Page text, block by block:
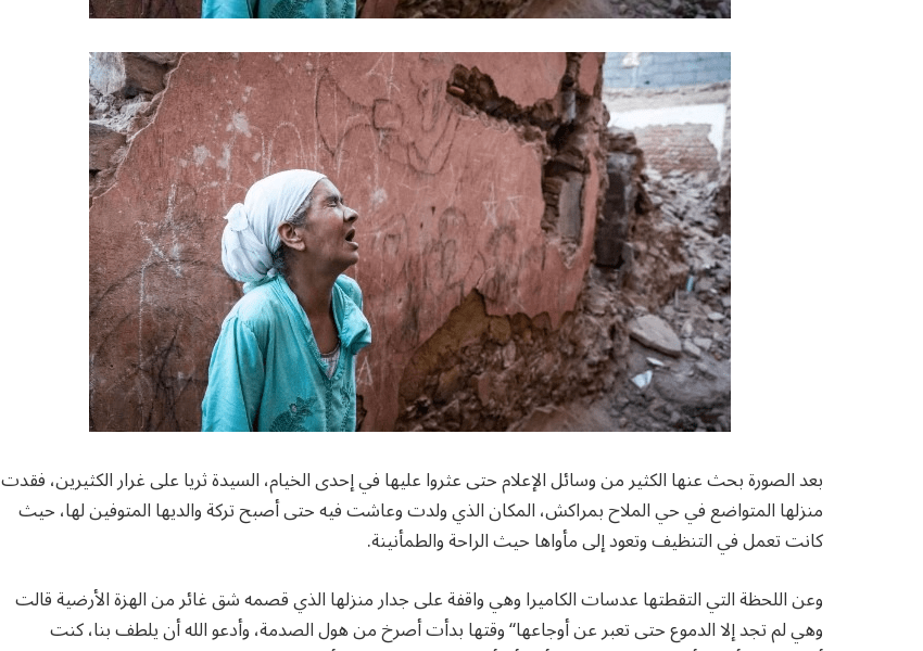
بعد الصورة بحث عنها الكثير من وسائل الإعلام حتى عثروا عليها في إحدى الخيام، السيدة ثريا على غرار الكثيرين، فقدت
منزلها المتواضع في حي الملاح بمراكش، المكان الذي ولدت وعاشت فيه حتى أصبح تركة والديها المتوفين لها، حيث
كانت تعمل في التنظيف وتعود إلى مأواها حيث الراحة والطمأنينة.
وعن اللحظة التي التقطتها عدسات الكاميرا وهي واقفة على جدار منزلها الذي قصمه شق غائر من الهزة الأرضية قالت
وهي لم تجد إلا الدموع حتى تعبر عن أوجاعها“ وقتها بدأت أصرخ من هول الصدمة، وأدعو الله أن يلطف بنا، كنت